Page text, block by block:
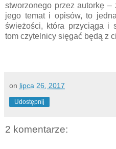
stworzonego przez autorkę –
jego temat i opisów, to
świeżości, która przyciąga i
tom czytelnicy sięgać będą z
on lipca 26, 2017
Udostępnij
2 komentarze: